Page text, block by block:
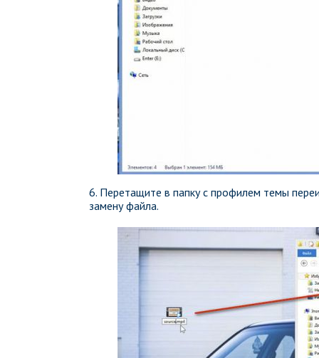
6. Перетащите в папку с профилем темы
замену файла.